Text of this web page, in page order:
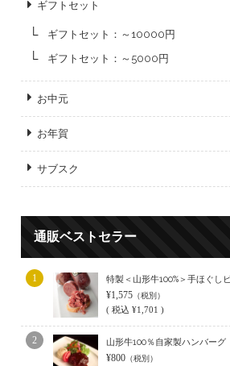
ギフトセット
ギフトセット：～10000円
ギフトセット：～5000円
お中元
お年賀
サブスク
通販ベストセラー
1 特製＜山形牛100%＞手ほぐし
¥1,575 （税別）
( 税込 ¥1,701 )
2 山形牛100％自家製ハンバーグ
¥800 （税別）